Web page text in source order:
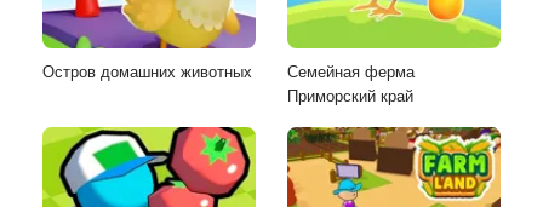
Остров домашних животных
Семейная ферма
Приморский край